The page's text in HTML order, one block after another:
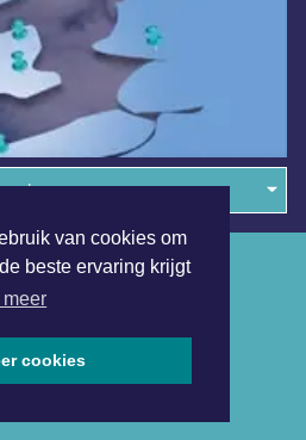
van cookies om
beste ervaring krijgt
meer
cookies